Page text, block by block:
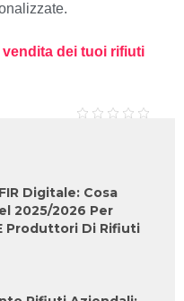
dei tuoi rifiuti
Digitale: Cosa
2025/2026 Per
Produttori Di Rifiuti